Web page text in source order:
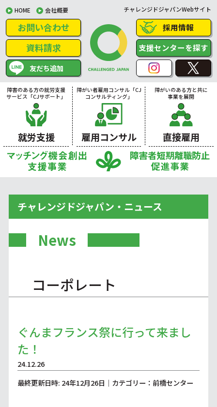
HOME 会社概要 チャレンジドジャパンWebサイト
お問い合わせ
資料請求
友だち追加
採用情報
支援センターを探す
障害のある方の就労支援
サービス「CJサポート」
就労支援
障がい者雇用コンサル「CJ
コンサルティング」
雇用コンサル
障がいのある方と共に
事業を展開
直接雇用
チャレンジドジャパン・ニュース
News
コーポレート
ぐんまフランス祭に行って来まし
た！
24.12.26
最終更新日時: 24年12月26日｜カテゴリー：前橋センター